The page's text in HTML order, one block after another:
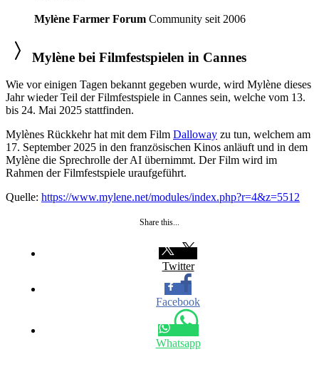
Mylène Farmer Forum Community seit 2006
Mylène bei Filmfestspielen in Cannes
Wie vor einigen Tagen bekannt gegeben wurde, wird Mylène dieses
Jahr wieder Teil der Filmfestspiele in Cannes sein, welche vom 13.
bis 24. Mai 2025 stattfinden.
Mylènes Rückkehr hat mit dem Film Dalloway zu tun, welchem am
17. September 2025 in den französischen Kinos anläuft und in dem
Mylène die Sprechrolle der AI übernimmt. Der Film wird im
Rahmen der Filmfestspiele uraufgeführt.
Quelle: https://www.mylene.net/modules/index.php?r=4&z=5512
Share this...
Twitter
Facebook
Whatsapp